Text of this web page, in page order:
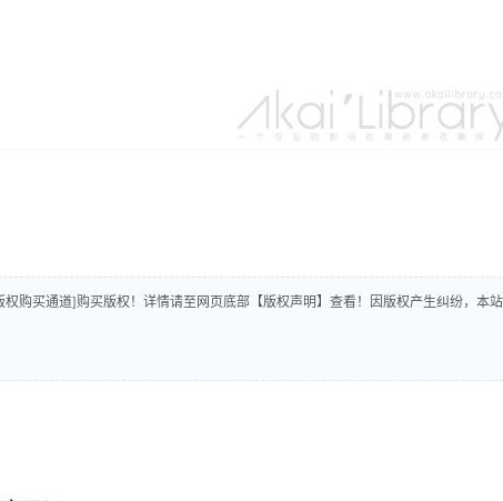
购买通道]购买版权！详情请至网页底部【版权声明】查看！因版权产生纠纷，本站